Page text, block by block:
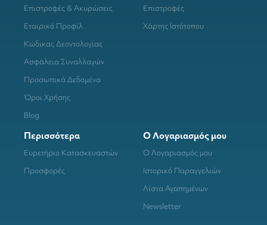
Επιστροφές & Ακυρώσεις
Εταιρικό Προφίλ
Κώδικας Δεοντολογίας
Ασφάλεια Συναλλαγών
Προσωπικά Δεδομένα
Όροι Χρήσης
Blog
Επιστροφές
Χάρτης Ιστότοπου
Περισσότερα
Ευρετήριο Κατασκευαστών
Προσφορές
Ο Λογαριασμός μου
Ο Λογαριασμός μου
Ιστορικό Παραγγελιών
Λίστα Αγαπημένων
Newsletter